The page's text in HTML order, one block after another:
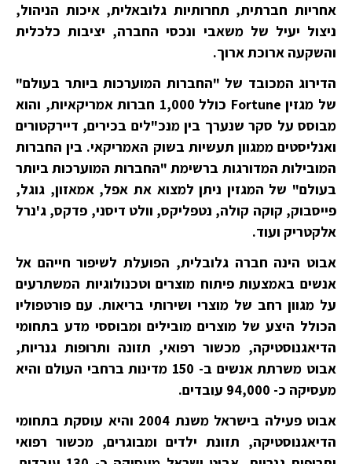
אחריות חברתית, תחרותיות גלובאלית, איכות הניהול,
ניצול יעיל של משאבי ונכסי החברה, יציבות כלכלית
והשקעה ארוכת ארוך.
הדירוג המכובד של "החברות המוערכות ביותר בעולם"
של מגזין Fortune כולל 1,000 חברות אמריקאיות, והוא
מבוסס על סקר שנערך בין מנכ"לים בכירים, דיירקטורים
ואנליסטים ממגוון תעשיות בשוק האמריקאי. בין החברות
המובילות המדורגות ברשימת "החברות המוערכות ביותר
בעולם" של המגזין ניתן למצוא את אפל, אמאזון, גוגל,
פייסבוק, קוקה קולה, נטפליקס, וולט דיסני, פדקס, ג'נרל
אלקטריק ועוד.
אבוט הינה חברה גלובלית, הפועלת לשיפור חייהם אל
אנשים באמצעות פיתוח מוצרים וטכנולוגיות המשתרעים
על מגוון רחב של מוצרי ושירותי בריאות. עם פורטפוליו
הכולל היצע של מוצרים מובילים ומבוססי מדע בתחומי
הדיאגנוסטיקה, מכשור רפואי, תזונה ותרופות גנריות,
אבוט משרתת אנשים ב- 150 מדינות ברחבי העולם והיא
מעסיקה כ- 94,000 עובדים.
אבוט פעילה בישראל משנת 2004 והיא עוסקת בתחומי
הדיאגנוסטיקה, תזונת ילדים ומבוגרים, מכשור רפואי